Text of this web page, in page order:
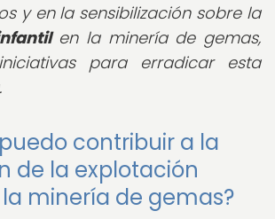
y en la sensibilización sobre la
en la minería de gemas,
para erradicar esta
contribuir a la
de la explotación
minería de gemas?